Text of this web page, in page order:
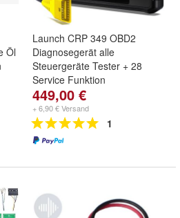
Öl
Launch CRP 349 OBD2
Diagnosegerät alle
Steuergeräte Tester + 28
Service Funktion
449,00 €
+ 6,90 € Versand
1